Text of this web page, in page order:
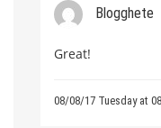
Blogghete
Great!
08/08/17 Tuesday at